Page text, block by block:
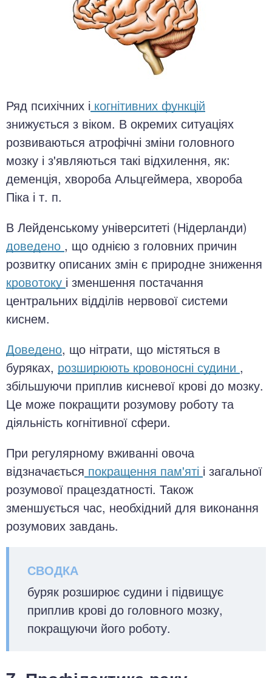
Ряд психічних і когнітивних функцій
знижується з віком. В окремих ситуаціях
розвиваються атрофічні зміни головного
мозку і з'являються такі відхилення, як:
деменція, хвороба Альцгеймера, хвороба
Піка і т. п.
В Лейденському університеті (Нідерланди)
доведено , що однією з головних причин
розвитку описаних змін є природне зниження
кровотоку і зменшення постачання
центральних відділів нервової системи
киснем.
Доведено, що нітрати, що містяться в
буряках, розширюють кровоносні судини ,
збільшуючи приплив кисневої крові до мозку.
Це може покращити розумову роботу та
діяльність когнітивної сфери.
При регулярному вживанні овоча
відзначається покращення пам'яті і загальної
розумової працездатності. Також
зменшується час, необхідний для виконання
розумових завдань.
буряк розширює судини і підвищує
приплив крові до головного мозку,
покращуючи його роботу.